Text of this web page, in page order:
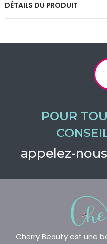
DÉTAILS DU PRODUIT
POUR
appelez-
Cherry Beauty est une